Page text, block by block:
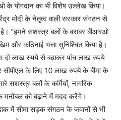
योगदान का भी विशेष उल्लेख किया।
मोदी के नेतृत्व वाली सरकार संगठन से
है। “हमने सशस्त्र बलों के बराबर बीआरओ
और कठिनाई भत्ता सुनिश्चित किया है।
लाख रुपये से बढ़ाकर पांच लाख रुपये
सीपीएल के लिए 10 लाख रुपये के बीमा के
सशस्त्र बलों के कर्मियों, नागरिक
मनोबल को बढ़ाने में मदद करेंगे।
ढाक में सीमा सड़क संगठन के जवानों से भी